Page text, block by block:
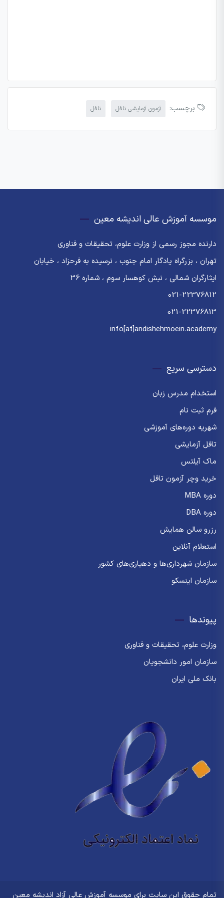
برچسب: آزمون آزمایشی تافل تافل
موسسه آموزش عالی اندیشه معین
دارنده مجوز رسمی از وزارت علوم، تحقیقات و فناوری
تهران ، بزرگراه یادگار امام جنوب ، نرسیده به فرحزاد ، خیابان
ایثارگران شمالی ، نبش کوهسار سوم ، شماره 36
021-22376812
021-22376813
info[at]andishehmoein.academy
دسترسی سریع
استخدام مدرس زبان
فرم ثبت نام
شهریه دوره‌های آموزشی
تافل آزمایشی
ماک آیلتس
خرید وچر آزمون تافل
دوره MBA
دوره DBA
رزرو سالن همایش
استعلام آنلاین
سازمان شهرداری‌ها و دهیاری‌های کشور
سازمان اینسکو
پیوندها
وزارت علوم، تحقیقات و فناوری
سازمان امور دانشجویان
بانک ملی ایران
تمام حقوق این سایت برای موسسه آموزش عالی آزاد اندیشه معین